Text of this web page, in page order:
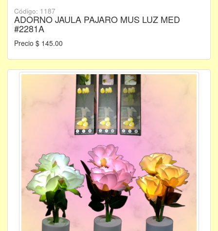
Código: 1187
ADORNO JAULA PAJARO MUS LUZ MED
#2281A
Precio $ 145.00